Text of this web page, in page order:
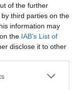
of the further
third parties on the
information may
the IAB’s List of
disclose it to other